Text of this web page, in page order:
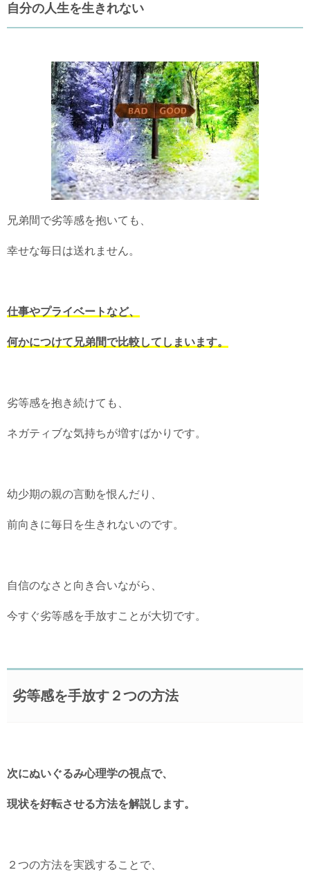
自分の人生を生きれない
兄弟間で劣等感を抱いても、
幸せな毎日は送れません。
仕事やプライベートなど、
何かにつけて兄弟間で比較してしまいます。
劣等感を抱き続けても、
ネガティブな気持ちが増すばかりです。
幼少期の親の言動を恨んだり、
前向きに毎日を生きれないのです。
自信のなさと向き合いながら、
今すぐ劣等感を手放すことが大切です。
劣等感を手放す２つの方法
次にぬいぐるみ心理学の視点で、
現状を好転させる方法を解説します。
２つの方法を実践することで、